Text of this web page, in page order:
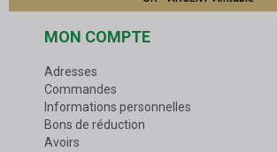
MON COMPTE
Adresses
Commandes
Informations personnelles
Bons de réduction
Avoirs